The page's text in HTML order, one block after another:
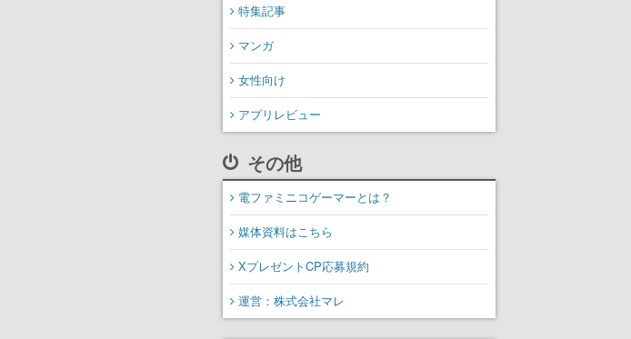
特集記事
マンガ
女性向け
アプリレビュー
その他
電ファミニコゲーマーとは？
媒体資料はこちら
XプレゼントCP応募規約
運営：株式会社マレ